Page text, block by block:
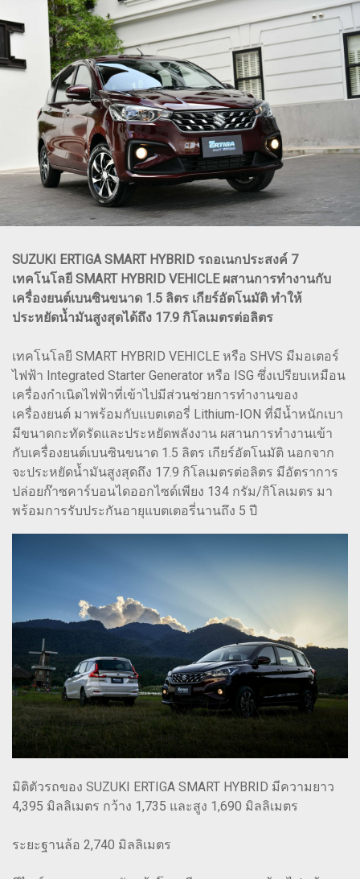
SUZUKI ERTIGA SMART HYBRID รถอเนกประสงค์ 7
เทคโนโลยี SMART HYBRID VEHICLE ผสานการทำงานกับ
เครื่องยนต์เบนซินขนาด 1.5 ลิตร เกียร์อัตโนมัติ ทำให้
ประหยัดน้ำมันสูงสุดได้ถึง 17.9 กิโลเมตรต่อลิตร
เทคโนโลยี SMART HYBRID VEHICLE หรือ SHVS มีมอเตอร์
ไฟฟ้า Integrated Starter Generator หรือ ISG ซึ่งเปรียบเหมือน
เครื่องกำเนิดไฟฟ้าที่เข้าไปมีส่วนช่วยการทำงานของ
เครื่องยนต์ มาพร้อมกับแบตเตอรี่ Lithium-ION ที่มีน้ำหนักเบา
มีขนาดกะทัดรัดและประหยัดพลังงาน ผสานการทำงานเข้า
กับเครื่องยนต์เบนซินขนาด 1.5 ลิตร เกียร์อัตโนมัติ นอกจาก
จะประหยัดน้ำมันสูงสุดถึง 17.9 กิโลเมตรต่อลิตร มีอัตราการ
ปล่อยก๊าซคาร์บอนไดออกไซด์เพียง 134 กรัม/กิโลเมตร มา
พร้อมการรับประกันอายุแบตเตอรี่นานถึง 5 ปี
มิติตัวรถของ SUZUKI ERTIGA SMART HYBRID มีความยาว
4,395 มิลลิเมตร กว้าง 1,735 และสูง 1,690 มิลลิเมตร
ระยะฐานล้อ 2,740 มิลลิเมตร